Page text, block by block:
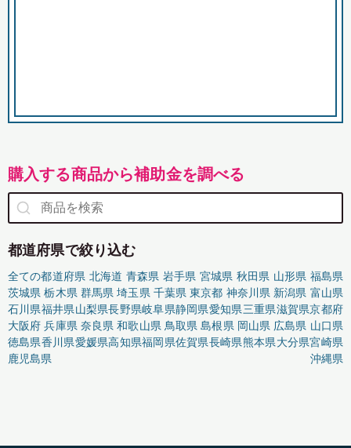
購入する商品から補助金を調べる
都道府県で絞り込む
全ての都道府県 北海道 青森県 岩手県 宮城県 秋田県 山形県 福島県
茨城県 栃木県 群馬県 埼玉県 千葉県 東京都 神奈川県 新潟県 富山県
石川県福井県山梨県長野県岐阜県静岡県愛知県三重県滋賀県京都府
大阪府 兵庫県 奈良県 和歌山県 鳥取県 島根県 岡山県 広島県 山口県
徳島県香川県愛媛県高知県福岡県佐賀県長崎県熊本県大分県宮崎県
鹿児島県
沖縄県